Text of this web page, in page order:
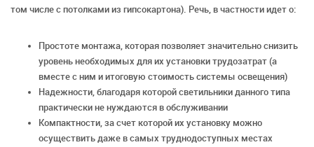
том числе с потолками из гипсокартона). Речь, в частности идет о:
Простоте монтажа, которая позволяет значительно снизить
уровень необходимых для их установки трудозатрат (а
вместе с ним и итоговую стоимость системы освещения)
Надежности, благодаря которой светильники данного типа
практически не нуждаются в обслуживании
Компактности, за счет которой их установку можно
осуществить даже в самых труднодоступных местах